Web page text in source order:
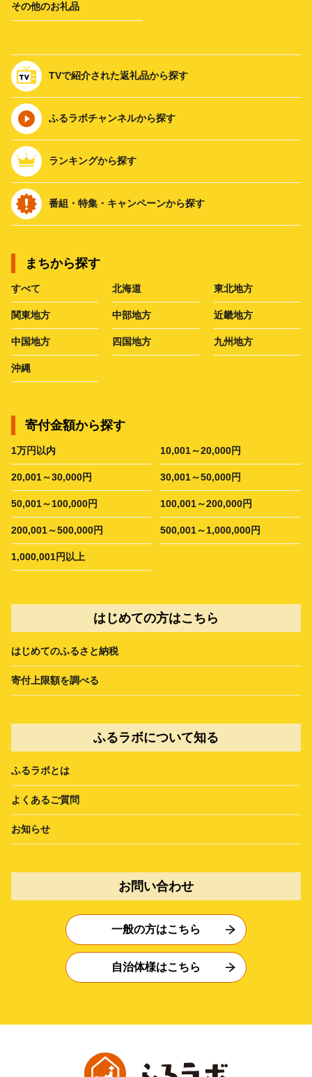
その他のお礼品
TVで紹介された返礼品から探す
ふるラボチャンネルから探す
ランキングから探す
番組・特集・キャンペーンから探す
まちから探す
すべて 北海道 東北地方
関東地方 中部地方 近畿地方
中国地方 四国地方 九州地方
沖縄
寄付金額から探す
1万円以内 10,001～20,000円
20,001～30,000円 30,001～50,000円
50,001～100,000円 100,001～200,000円
200,001～500,000円 500,001～1,000,000円
1,000,001円以上
はじめての方はこちら
はじめてのふるさと納税
寄付上限額を調べる
ふるラボについて知る
ふるラボとは
よくあるご質問
お知らせ
お問い合わせ
一般の方はこちら
自治体様はこちら